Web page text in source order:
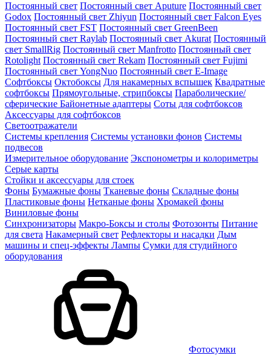
Постоянный свет Постоянный свет Aputure Постоянный свет
Godox Постоянный свет Zhiyun Постоянный свет Falcon Eyes
Постоянный свет FST Постоянный свет GreenBeen
Постоянный свет Raylab Постоянный свет Akurat Постоянный
свет SmallRig Постоянный свет Manfrotto Постоянный свет
Rotolight Постоянный свет Rekam Постоянный свет Fujimi
Постоянный свет YongNuo Постоянный свет E-Image
Софтбоксы Октобоксы Для накамерных вспышек Квадратные
софтбоксы Прямоугольные, стрипбоксы Параболические/
сферические Байонетныe адаптеры Соты для софтбоксов
Аксессуары для софтбоксов
Светоотражатели
Системы крепления Системы установки фонов Системы
подвесов
Измерительное оборудование Экспонометры и колориметры
Серые карты
Стойки и аксессуары для стоек
Фоны Бумажные фоны Тканевые фоны Складные фоны
Пластиковые фоны Нетканые фоны Хромакей фоны
Виниловые фоны
Синхронизаторы Макро-Боксы и столы Фотозонты Питание
для света Накамерный свет Рефлекторы и насадки Дым
машины и спец-эффекты Лампы Сумки для студийного
оборудования
Фотосумки